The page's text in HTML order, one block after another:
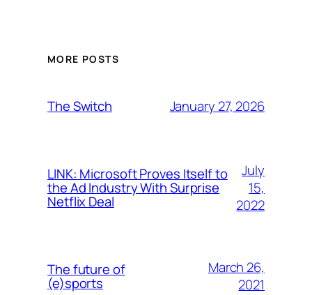
MORE POSTS
The Switch January 27, 2026
LINK: Microsoft Proves Itself to
the Ad Industry With Surprise
Netflix Deal
July
15,
2022
The future of
(e)sports
March 26,
2021